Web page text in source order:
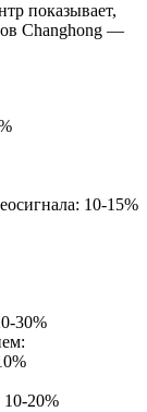
показывает,
Changhong —
10-15%
30%
10-20%